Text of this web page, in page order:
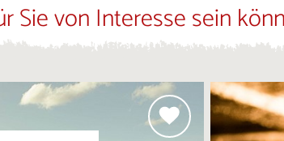
Sie von Interesse sein